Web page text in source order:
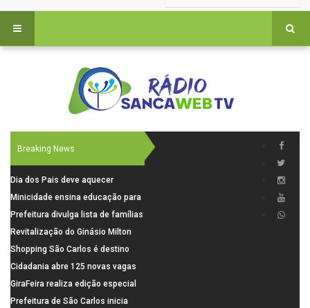
Breaking News
Dia dos Pais deve aquecer
comércio de São Carlos com
renda em alta e maior circulação
de consumidores
Minicidade ensina educação para
o trânsito a 264 crianças da rede
municipal
Prefeitura divulga lista de famílias
pré-selecionadas pela Caixa para
o Residencial Santa Felícia
Revitalização do Ginásio Milton
Olaio filho avança com obras de
recuperação
Shopping São Carlos é destino
para celebrar o Dia dos Pais com
presentes, gastronomia e lazer
Cidadania abre 125 novas vagas
para oficinas de convivência
GiraFeira realiza edição especial
de Dia dos Pais neste domingo (9)
Prefeitura de São Carlos inicia